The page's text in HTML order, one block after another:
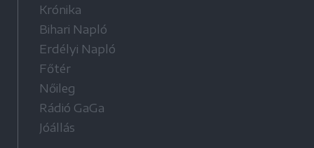
Krónika
Bihari Napló
Erdélyi Napló
Főtér
Nőileg
Rádió GaGa
Jóállás